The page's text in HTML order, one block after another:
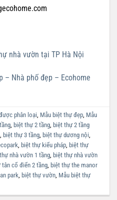
nhà vườn tại TP Hà Nội
– Nhà phố đẹp – Ecohome
phân loại Mẫu biệt thự đẹp Mẫu
biệt thự 2 tầng biệt thự 2 tầng
biệt thự 3 tầng biệt thự dương nội
biệt thự kiểu pháp biệt thự
nhà vườn 1 tầng biệt thự nhà vườn
tân cổ điển 2 tầng biệt thự the manor
park biệt thự vườn Mẫu biệt thự